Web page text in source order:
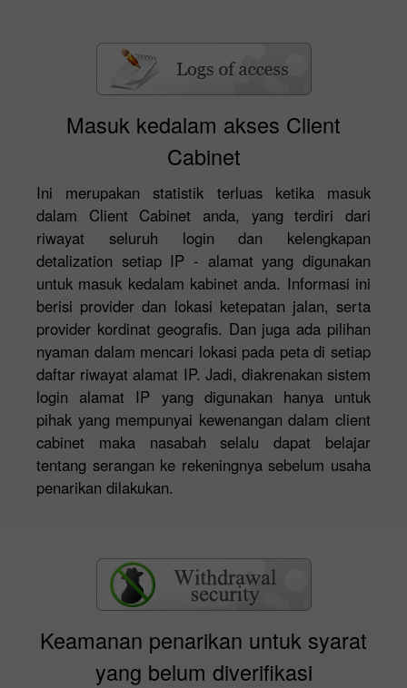
Masuk kedalam akses Client
Cabinet
Ini merupakan statistik terluas ketika masuk
dalam Client Cabinet anda, yang terdiri dari
riwayat seluruh login dan kelengkapan
detalization setiap IP - alamat yang digunakan
untuk masuk kedalam kabinet anda. Informasi ini
berisi provider dan lokasi ketepatan jalan, serta
provider kordinat geografis. Dan juga ada pilihan
nyaman dalam mencari lokasi pada peta di setiap
daftar riwayat alamat IP. Jadi, diakrenakan sistem
login alamat IP yang digunakan hanya untuk
pihak yang mempunyai kewenangan dalam client
cabinet maka nasabah selalu dapat belajar
tentang serangan ke rekeningnya sebelum usaha
penarikan dilakukan.
Keamanan penarikan untuk syarat
yang belum diverifikasi